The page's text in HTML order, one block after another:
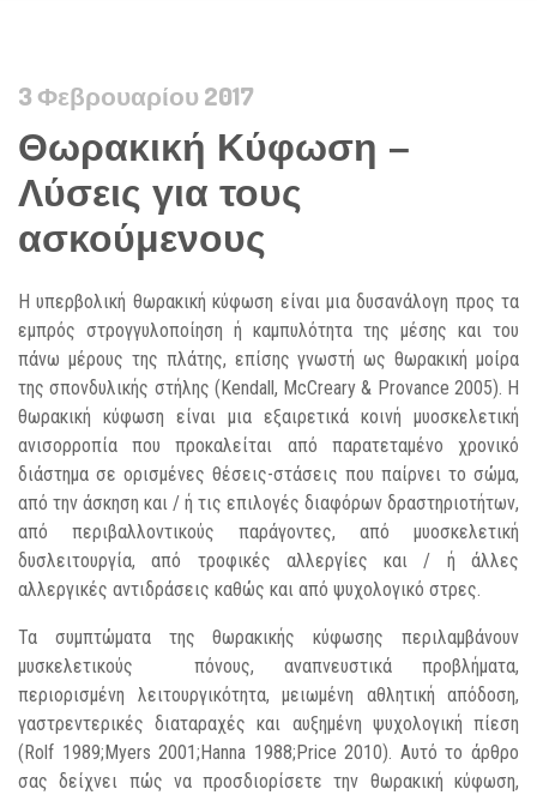
3 Φεβρουαρίου 2017
Θωρακική Κύφωση –
Λύσεις για τους
ασκούμενους
Η υπερβολική θωρακική κύφωση είναι μια δυσανάλογη προς τα
εμπρός στρογγυλοποίηση ή καμπυλότητα της μέσης και του
πάνω μέρους της πλάτης, επίσης γνωστή ως θωρακική μοίρα
της σπονδυλικής στήλης (Kendall, McCreary & Provance 2005). Η
θωρακική κύφωση είναι μια εξαιρετικά κοινή μυοσκελετική
ανισορροπία που προκαλείται από παρατεταμένο χρονικό
διάστημα σε ορισμένες θέσεις-στάσεις που παίρνει το σώμα,
από την άσκηση και / ή τις επιλογές διαφόρων δραστηριοτήτων,
από περιβαλλοντικούς παράγοντες, από μυοσκελετική
δυσλειτουργία, από τροφικές αλλεργίες και / ή άλλες
αλλεργικές αντιδράσεις καθώς και από ψυχολογικό στρες.
Τα συμπτώματα της θωρακικής κύφωσης περιλαμβάνουν
μυσκελετικούς πόνους, αναπνευστικά προβλήματα,
περιορισμένη λειτουργικότητα, μειωμένη αθλητική απόδοση,
γαστρεντερικές διαταραχές και αυξημένη ψυχολογική πίεση
(Rolf 1989;Myers 2001;Hanna 1988;Price 2010). Αυτό το άρθρο
σας δείχνει πώς να προσδιορίσετε την θωρακική κύφωση,